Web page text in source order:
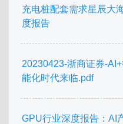
充电桩配套需求星辰
度报告
20230423-浙商证券-
能化时代来临.pdf
GPU行业深度报告：AI